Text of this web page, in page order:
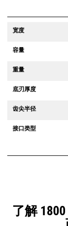
宽度
容量
重量
底刃厚度
齿尖半径
接口类型
了解